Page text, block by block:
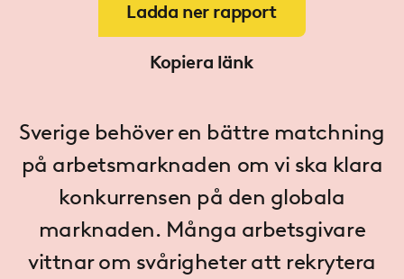
Ladda ner rapport
Kopiera länk
Sverige behöver en bättre matchning
på arbetsmarknaden om vi ska klara
konkurrensen på den globala
marknaden. Många arbetsgivare
vittnar om svårigheter att rekrytera